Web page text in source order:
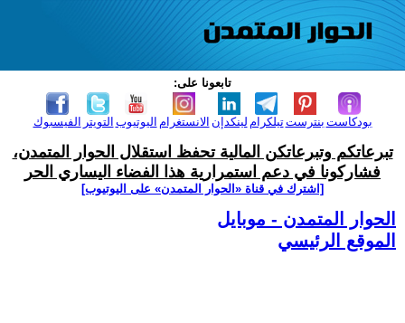
تابعونا على:
الفيسبوك التويتر اليوتيوب الانستغرام لينكدإن تيلكرامبنترست بودكاست
تبرعاتكم وتبرعاتكن المالية تحفظ استقلال الحوار المتمدن،
فشاركونا في دعم استمرارية هذا الفضاء اليساري الحر
[اشترك في قناة ‫«الحوار المتمدن» على اليوتيوب]
الحوار المتمدن - موبايل
الموقع الرئيسي